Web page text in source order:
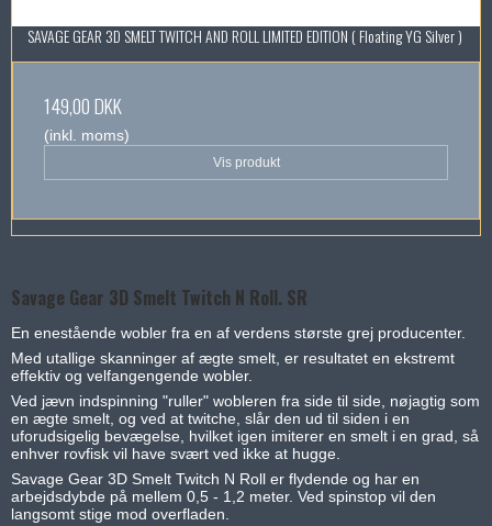
SAVAGE GEAR 3D SMELT TWITCH AND ROLL LIMITED EDITION ( Floating YG Silver )
149,00 DKK
(inkl. moms)
Vis produkt
Savage Gear 3D Smelt Twitch N Roll. SR
En enestående wobler fra en af verdens største grej producenter.
Med utallige skanninger af ægte smelt, er resultatet en ekstremt
effektiv og velfangengende wobler.
Ved jævn indspinning "ruller" wobleren fra side til side, nøjagtig som
en ægte smelt, og ved at twitche, slår den ud til siden i en
uforudsigelig bevægelse, hvilket igen imiterer en smelt i en grad, så
enhver rovfisk vil have svært ved ikke at hugge.
Savage Gear 3D Smelt Twitch N Roll er flydende og har en
arbejdsdybde på mellem 0,5 - 1,2 meter. Ved spinstop vil den
langsomt stige mod overfladen.